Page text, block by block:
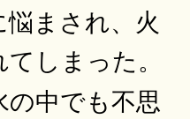
まされ、火
しまった。
中でも不思